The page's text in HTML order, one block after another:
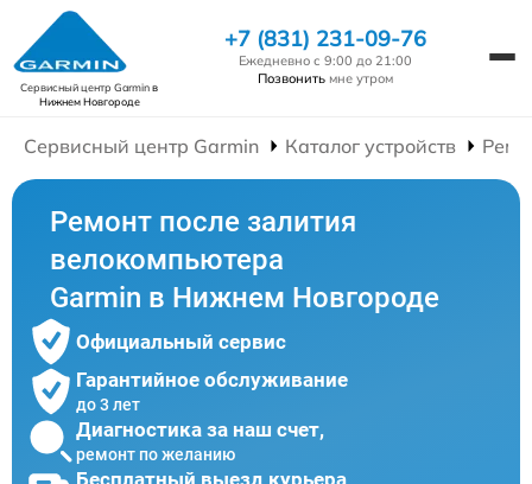
Сервисный центр Garminв
Нижнем Новгороде
+7 (831) 231-09-76
Ежедневно с 9:00 до 21:00
Позвонить мне утром
Сервисный центр Garmin Каталог устройств
Ремонт после залития
велокомпьютера
Garmin в Нижнем Новгороде
Официальный сервис
Гарантийное обслуживание
до 3 лет
Диагностика за наш счет,
ремонт по желанию
Бесплатный выезд курьера